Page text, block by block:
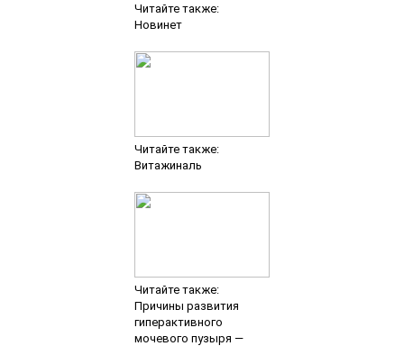
Читайте также:
Новинет
Читайте также:
Витажиналь
Читайте также:
Причины развития
гиперактивного
мочевого пузыря —